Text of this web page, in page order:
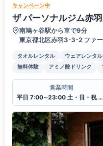
キャンペーン中
ザ パーソナルジム赤
南鳩ヶ谷駅から車で9分
東京都北区赤羽3-3-2 ファ
タオルレンタル ウェアレンタル
無料体験
アミノ酸ドリンク
営業時間
平日 7:00∼23:00 土・日・祝 7:00∼23:00